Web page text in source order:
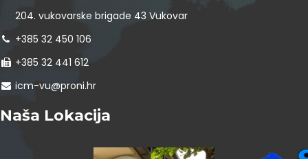
204. vukovarske brigade 43 Vukovar
+385 32 450 106
+385 32 441 612
icm-vu@proni.hr
Naša Lokacija